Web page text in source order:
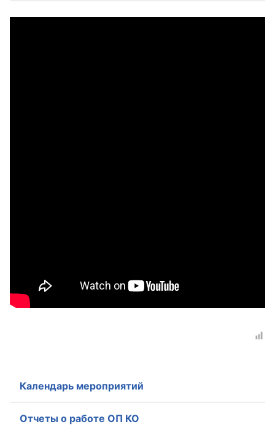
Календарь мероприятий
Отчеты о работе ОП КО